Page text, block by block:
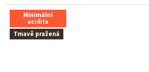
Minimální
acidita
Tmavě pražená